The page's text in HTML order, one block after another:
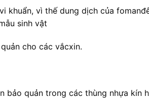
khuẩn, vì thế dung dịch của
sinh vật
cho các vắcxin.
bảo quản trong các thùng nhựa kín